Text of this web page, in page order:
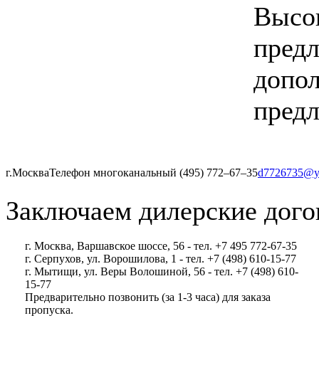
г.МоскваТелефон многоканальный (495) 772‒67‒35
Заключаем дилерские
г. Москва, Варшавское шоссе, 56 - тел. +7 495 772-67-35
г. Серпухов, ул. Ворошилова, 1 - тел. +7 (498) 610-15-77
г. Мытищи, ул. Веры Волошиной, 56 - тел. +7 (498) 610-
15-77
Предварительно позвонить (за 1-3 часа) для заказа
пропуска.